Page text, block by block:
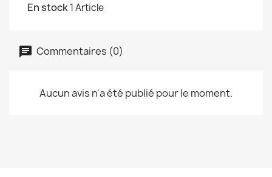
En stock1 Article
Commentaires (0)
Aucun avis n'a été publié pour le moment.